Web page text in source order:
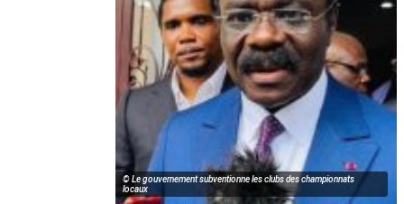
© Le gouvernement subventionne les clubs des championnats
locaux